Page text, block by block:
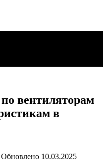
вентиляторам
в
Обновлено 10.03.2025